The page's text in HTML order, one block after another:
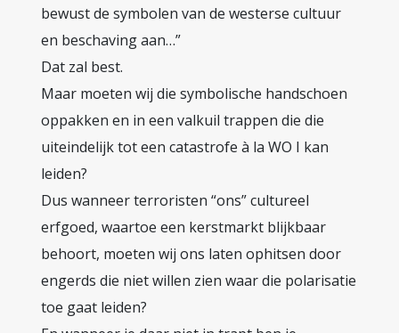
bewust de symbolen van de westerse cultuur
en beschaving aan…”
Dat zal best.
Maar moeten wij die symbolische handschoen
oppakken en in een valkuil trappen die die
uiteindelijk tot een catastrofe à la WO I kan
leiden?
Dus wanneer terroristen “ons” cultureel
erfgoed, waartoe een kerstmarkt blijkbaar
behoort, moeten wij ons laten ophitsen door
engerds die niet willen zien waar die polarisatie
toe gaat leiden?